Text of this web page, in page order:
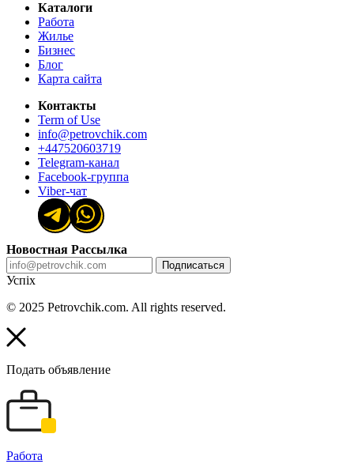
Каталоги
Работа
Жилье
Бизнес
Блог
Карта сайта
Контакты
Term of Use
info@petrovchik.com
+447520603719
Telegram-канал
Facebook-группа
Viber-чат
Новостная Рассылка
Подписаться
Успіх
© 2025 Petrovchik.com. All rights reserved.
Подать объявление
Работа